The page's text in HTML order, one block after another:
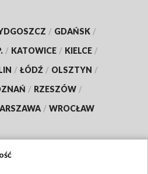
/ GDAŃSK /
/ KATOWICE / KIELCE /
/ ŁÓDŹ / OLSZTYN /
/ RZESZÓW /
/ WROCŁAW